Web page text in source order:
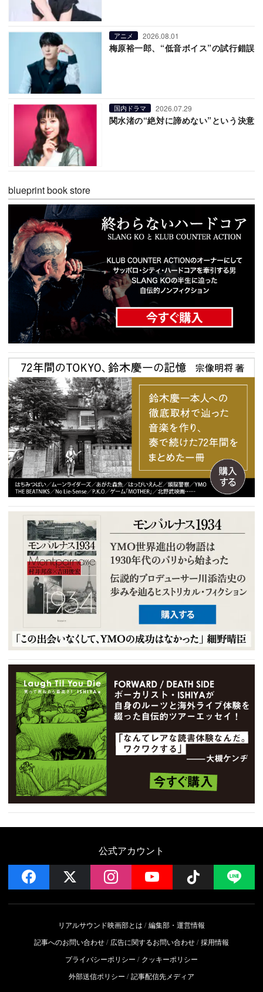
アニメ 2026.08.01
梅原裕一郎、“低音ボイス”の試行錯誤
国内ドラマ 2026.07.29
関水渚の“絶対に諦めない”という決意
blueprint book store
公式アカウント
facebook instagramYouTube Follow
リアルサウンド映画部とは
編集部・運営情報
記事へのお問い合わせ
広告に関するお問い合わせ 採用情報
プライバシーポリシー
クッキーポリシー
外部送信ポリシー
記事配信先メディア